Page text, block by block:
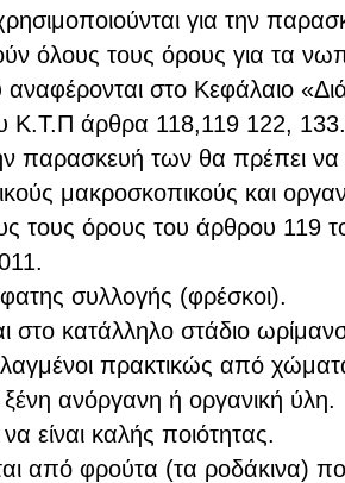
για την
όλους τους όρους για τα
στο Κεφάλαιο
Κ.Τ.Π άρθρα 118,119 122, 133.
παρασκευή των θα πρέπει να
μακροσκοπικούς και
τους όρους του άρθρου 119
συλλογής (φρέσκοι).
στο κατάλληλο στάδιο
πρακτικώς από
ανόργανη ή οργανική ύλη.
είναι καλής ποιότητας.
από φρούτα (τα ροδάκινα)